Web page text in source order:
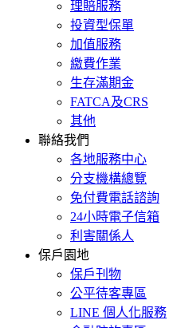
理賠服務
投資型保單
加值服務
繳費作業
生存滿期金
FATCA及CRS
其他
聯絡我們
各地服務中心
分支機構總覽
免付費電話諮詢
24小時電子信箱
利害關係人
保戶園地
保戶刊物
公平待客專區
LINE 個人化服務